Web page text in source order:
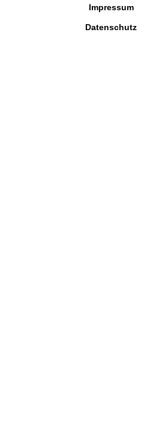
Impressum
Datenschutz